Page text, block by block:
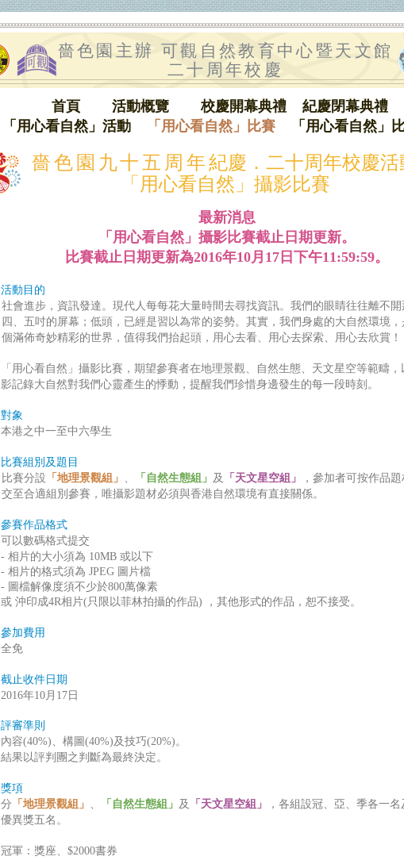
嗇色園主辦 可觀自然教育中心暨天文館
二十周年校慶
首頁 活動概覽 校慶開幕典禮
紀慶閉幕典禮
「用心看自然」活動 「用心看自然」比賽 「用心看自然」
嗇色園九十五周年紀慶．二十周年校慶活
「用心看自然」攝影比賽
最新消息
「用心看自然」攝影比賽截止日期更新。
比賽截止日期更新為2016年10月17日下午11:59:59。
活動目的
社會進步，資訊發達。現代人每每花大量時間去尋找資訊。我們的眼睛往往離不開
四、五吋的屏幕；低頭，已經是習以為常的姿勢。其實，我們身處的大自然環境，
個滿佈奇妙精彩的世界，值得我們抬起頭，用心去看、用心去探索、用心去欣賞！
「用心看自然」攝影比賽，期望參賽者在地理景觀、自然生態、天文星空等範疇，
影記錄大自然對我們心靈產生的悸動，提醒我們珍惜身邊發生的每一段時刻。
對象
本港之中一至中六學生
比賽組別及題目
比賽分設 「地理景觀組」 、 「自然生態組」 及 「天文星空組」
，參加者可按作品
交至合適組別參賽，唯攝影題材必須與香港自然環境有直接關係。
參賽作品格式
可以數碼格式提交
- ‬相片的大小須為‭ ‬10MB‭ ‬或以下
- ‬相片的格式須為‭ ‬JPEG‭ ‬圖片檔
- ‬圖檔解像度須不少於800萬像素
或 沖印成4R相片(只限以菲林拍攝的作品)‭ ‬，其他形式的作品，恕不接受。
參加費用
全免
截止收件日期
2016年10月17日
評審準則
內容(‬40%‭)‬、構圖‭(‬40%‭)‬及技巧‭(‬20%‭)‬。
結果以評判團之判斷為最終決定。
獎項
分 「地理景觀組」 、 「自然生態組」 及 「天文星空組」
，各組設冠、亞、季各一名
優異獎五名。
冠軍： 獎座、$2000書券